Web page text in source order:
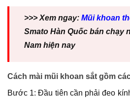
>>> Xem ngay: Mũi khoan
Smato Hàn Quốc bán chạy
Nam hiện nay
Cách mài mũi khoan sắt gồm
Bước 1: Đầu tiên cần phải đeo